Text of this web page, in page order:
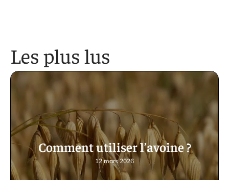
Les plus lus
Comment utiliser l’avoine ?
12 mars 2026